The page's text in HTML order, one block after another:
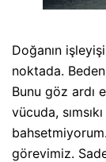
Doğanın
noktada.
Bunu göz ardı
vücuda,
görevimiz.